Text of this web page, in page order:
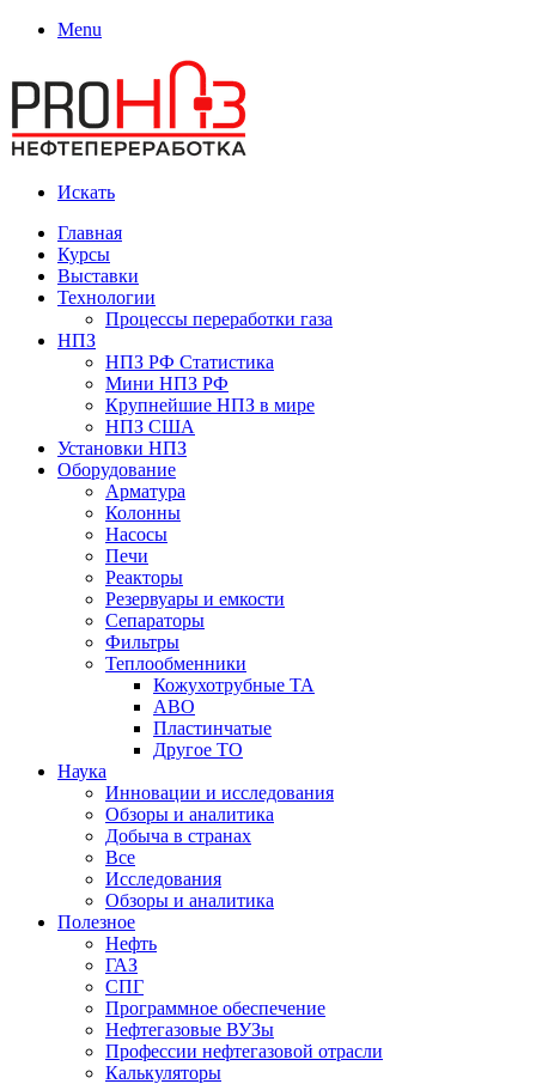
Menu
Искать
Главная
Курсы
Выставки
Технологии
Процессы переработки газа
НПЗ
НПЗ РФ Статистика
Мини НПЗ РФ
Крупнейшие НПЗ в мире
НПЗ США
Установки НПЗ
Оборудование
Арматура
Колонны
Насосы
Печи
Реакторы
Резервуары и емкости
Сепараторы
Фильтры
Теплообменники
Кожухотрубные ТА
АВО
Пластинчатые
Другое ТО
Наука
Инновации и исследования
Обзоры и аналитика
Добыча в странах
Все
Исследования
Обзоры и аналитика
Полезное
Нефть
ГАЗ
СПГ
Программное обеспечение
Нефтегазовые ВУЗы
Профессии нефтегазовой отрасли
Калькуляторы